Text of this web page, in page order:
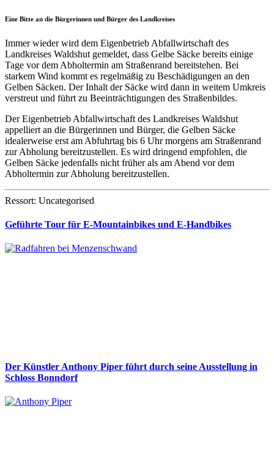
Eine Bitte an die Bürgerinnen und Bürger des Landkreises
Immer wieder wird dem Eigenbetrieb Abfallwirtschaft des
Landkreises Waldshut gemeldet, dass Gelbe Säcke bereits einige
Tage vor dem Abholtermin am Straßenrand bereitstehen. Bei
starkem Wind kommt es regelmäßig zu Beschädigungen an den
Gelben Säcken. Der Inhalt der Säcke wird dann in weitem Umkreis
verstreut und führt zu Beeinträchtigungen des Straßenbildes.
Der Eigenbetrieb Abfallwirtschaft des Landkreises Waldshut
appelliert an die Bürgerinnen und Bürger, die Gelben Säcke
idealerweise erst am Abfuhrtag bis 6 Uhr morgens am Straßenrand
zur Abholung bereitzustellen. Es wird dringend empfohlen, die
Gelben Säcke jedenfalls nicht früher als am Abend vor dem
Abholtermin zur Abholung bereitzustellen.
Ressort: Uncategorised
Geführte Tour für E-Mountainbikes und E-Handbikes
Der Künstler Anthony Piper führt durch seine Ausstellung in
Schloss Bonndorf